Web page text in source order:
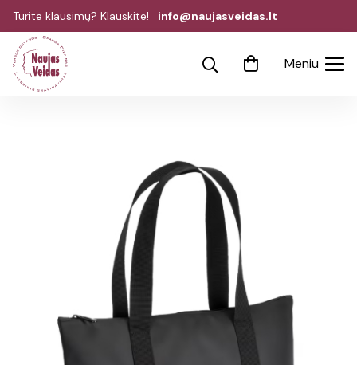
Turite klausimų? Klauskite! info@naujasveidas.lt
Meniu